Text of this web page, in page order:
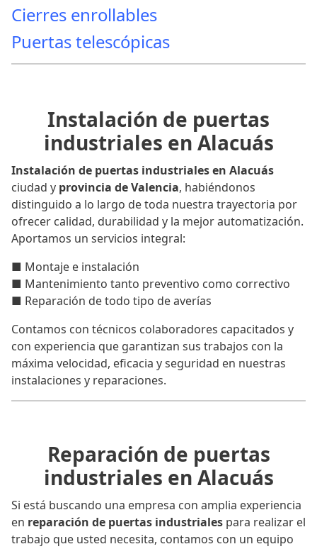
Cierres enrollables
Puertas telescópicas
Instalación de puertas
industriales en Alacuás
Instalación de puertas industriales en Alacuás
ciudad y provincia de Valencia, habiéndonos
distinguido a lo largo de toda nuestra trayectoria por
ofrecer calidad, durabilidad y la mejor automatización.
Aportamos un servicios integral:
■ Montaje e instalación
■ Mantenimiento tanto preventivo como correctivo
■ Reparación de todo tipo de averías
Contamos con técnicos colaboradores capacitados y
con experiencia que garantizan sus trabajos con la
máxima velocidad, eficacia y seguridad en nuestras
instalaciones y reparaciones.
Reparación de puertas
industriales en Alacuás
Si está buscando una empresa con amplia experiencia
en reparación de puertas industriales para realizar el
trabajo que usted necesita, contamos con un equipo